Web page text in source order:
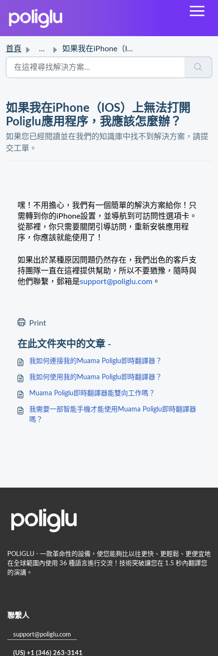
首頁 ... 如果我在iPhone（IOS）上無法打開Poliglu應用程序，我應該怎麼辦？
如果我在iPhone（IOS）上無法打開
Poliglu應用程序，我應該怎麼辦？
如果您已經閱讀並在我們的知識庫中找不到解決方案，請提
交工單。
嘿！不用擔心，我們有一個簡單的解決方案給你！只
需轉到你的iPhone設置，並導航到可訪問性選項卡。
從那裡，你只需要關閉引導訪問，重新安裝應用程
序，你應該就能使用了！
如果出於某種原因問題仍然存在，我們出色的客戶支
持團隊一直在這裡提供幫助，所以不要猶豫，隨時與
他們聯繫，郵箱是support@poliglu.com 。
Print
在此文件夾中的文章 -
我如何連接我的Muama Poliglu即時翻譯器？
我如何使用我的Muama Poliglu即時翻譯器？
Muama Poliglu即時翻譯器能雙向工作嗎？
我需要一部智能手機才能使用Muama Poliglu即時翻譯器
嗎？
POLIGLU - 一款革命性的設備，使您能夠比以往更快、更輕鬆、更便宜地
在全球範圍內使用 36 種語言進行交流！技術突破讓您在 1.5 秒內翻譯您
的演講。
聯繫人
support@poliglu.com
(US) +1 (346) 263-3141